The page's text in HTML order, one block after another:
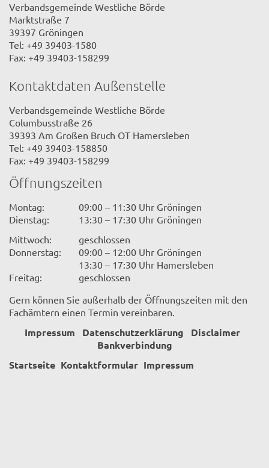
Verbandsgemeinde Westliche Börde
Marktstraße 7
39397 Gröningen
Tel: +49 39403-1580
Fax: +49 39403-158299
Kontaktdaten Außenstelle
Verbandsgemeinde Westliche Börde
Columbusstraße 26
39393 Am Großen Bruch OT Hamersleben
Tel: +49 39403-158850
Fax: +49 39403-158299
Öffnungszeiten
Montag:
09:00 – 11:30 Uhr Gröningen
Dienstag:
13:30 – 17:30 Uhr Gröningen
Mittwoch:
geschlossen
Donnerstag:
09:00 – 12:00 Uhr Gröningen
13:30 – 17:30 Uhr Hamersleben
Freitag:
geschlossen
Gern können Sie außerhalb der Öffnungszeiten mit den
Fachämtern einen Termin vereinbaren.
Impressum Datenschutzerklärung
Disclaimer
Bankverbindung
Startseite Kontaktformular Impressum